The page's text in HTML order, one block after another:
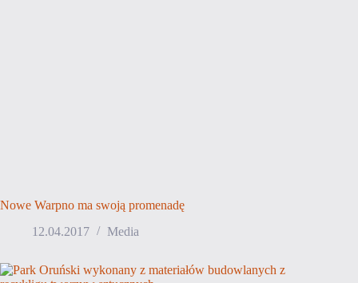
Nowe Warpno ma swoją promenadę
12.04.2017
Media